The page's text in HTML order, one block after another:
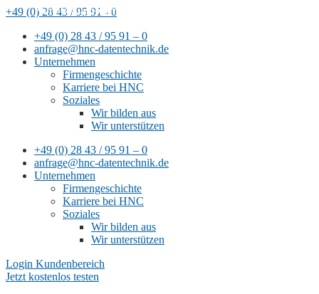
+49 (0) 28 43 / 95 91 - 0
+49 (0) 28 43 / 95 91 – 0
anfrage@hnc-datentechnik.de
Unternehmen
Firmengeschichte
Karriere bei HNC
Soziales
Wir bilden aus
Wir unterstützen
+49 (0) 28 43 / 95 91 – 0
anfrage@hnc-datentechnik.de
Unternehmen
Firmengeschichte
Karriere bei HNC
Soziales
Wir bilden aus
Wir unterstützen
Login Kundenbereich
Jetzt kostenlos testen
Remote-Support mit